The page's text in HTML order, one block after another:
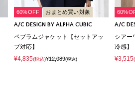
60%OFF おまとめ買い対象
A/C DESIGN BY ALPHA CUBIC
ペプラムジャケット【セットアッ
プ対応】
¥4,835(税込)¥12,089(税込)
A/C
シアー
冷感】
¥3,515